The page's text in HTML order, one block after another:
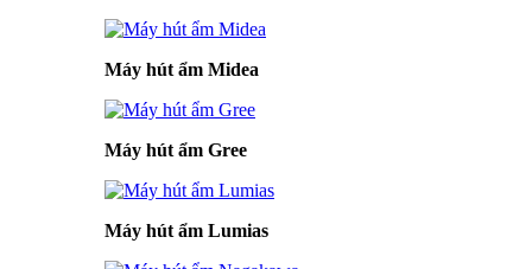
Máy hút ẩm Midea
Máy hút ẩm Gree
Máy hút ẩm Lumias